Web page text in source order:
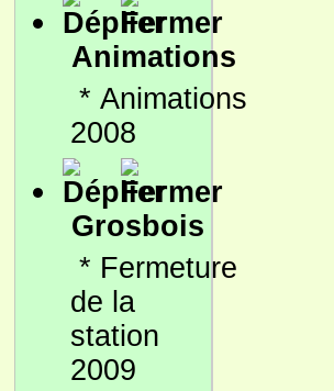
Animations
* Animations
2008
Grosbois
* Fermeture
de la
station
2009